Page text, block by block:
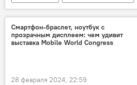
Рыжков
Россия Общество
Смартфон-браслет, ноутбук с
прозрачным дисплеем: чем удивит
выставка Mobile World Congress
28 февраля 2024, 22:59